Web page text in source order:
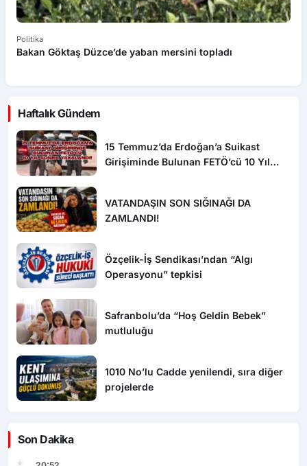
Politika
Bakan Göktaş Düzce’de yaban mersini topladı
Haftalık Gündem
15 Temmuz’da Erdoğan’a Suikast
Girişiminde Bulunan FETÖ’cü 10 Yıl
VATANDAŞIN SON SIĞINAĞI DA
ZAMLANDI!
Özçelik-İş Sendikası’ndan “Algı
Operasyonu” tepkisi
Safranbolu’da “Hoş Geldin Bebek”
mutluluğu
1010 No’lu Cadde yenilendi, sıra diğer
projelerde
Son Dakika